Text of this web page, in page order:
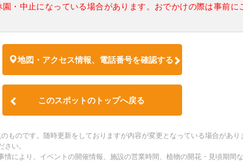
・中止になっている場合があります。おでかけの際は事前に
地図・アクセス情報、電話番号を確認する
このスポットのトップへ戻る
ものです。随時更新をしておりますが内容が変更となっている場合があり
い。
により、イベントの開催情報、施設の営業時間、植物の開花・見頃期間